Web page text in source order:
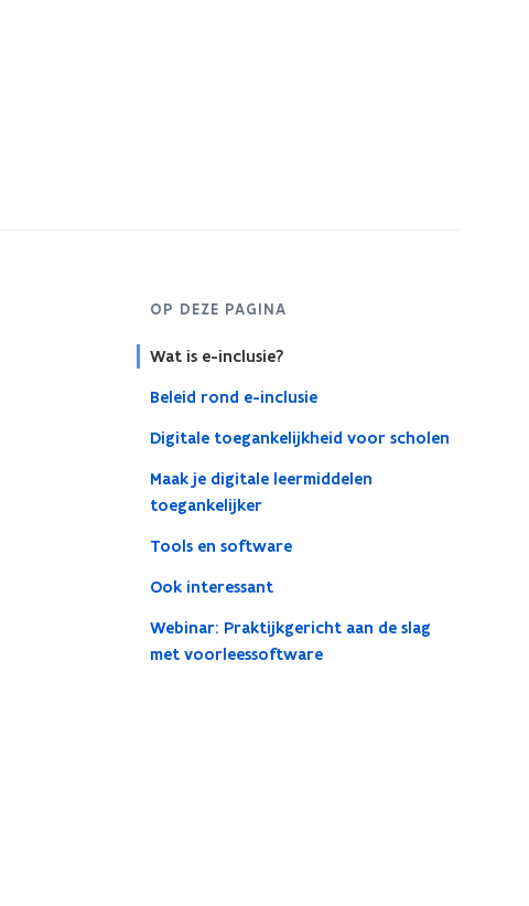
OP DEZE PAGINA
Wat is e-inclusie?
Beleid rond e-inclusie
Digitale toegankelijkheid voor scholen
Maak je digitale leermiddelen
toegankelijker
Tools en software
Ook interessant
Webinar: Praktijkgericht aan de slag
met voorleessoftware